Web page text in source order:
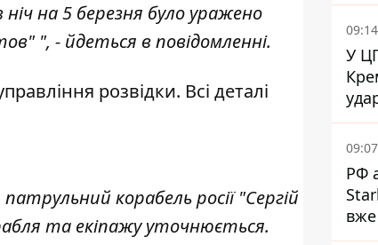
на 5 березня було уражено
", - йдеться в повідомленні.
розвідки. Всі деталі
корабель росії "Сергій
та екіпажу уточнюється.
09:14
У
09:07
РФ